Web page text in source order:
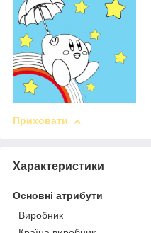
Приховати
Характеристики
Основні атрибути
Виробник